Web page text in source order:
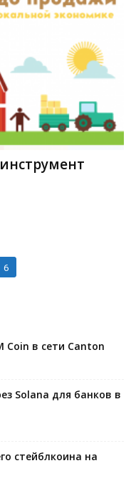
6
Coin в сети Canton
Solana для банков в
стейблкоина на